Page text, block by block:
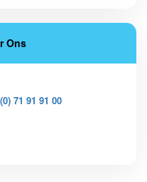
Ons
71 91 91 00